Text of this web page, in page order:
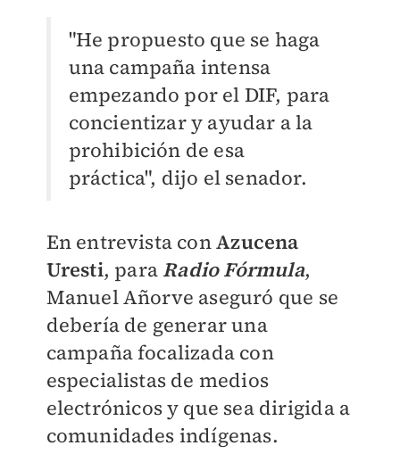
"He propuesto que se haga
una campaña intensa
empezando por el DIF, para
concientizar y ayudar a la
prohibición de esa
práctica", dijo el senador.
En entrevista conAzucena
Uresti, paraRadio Fórmula,
Manuel Añorve aseguró que se
debería de generar una
campaña focalizada con
especialistas de medios
electrónicos y que sea dirigida a
comunidades indígenas.